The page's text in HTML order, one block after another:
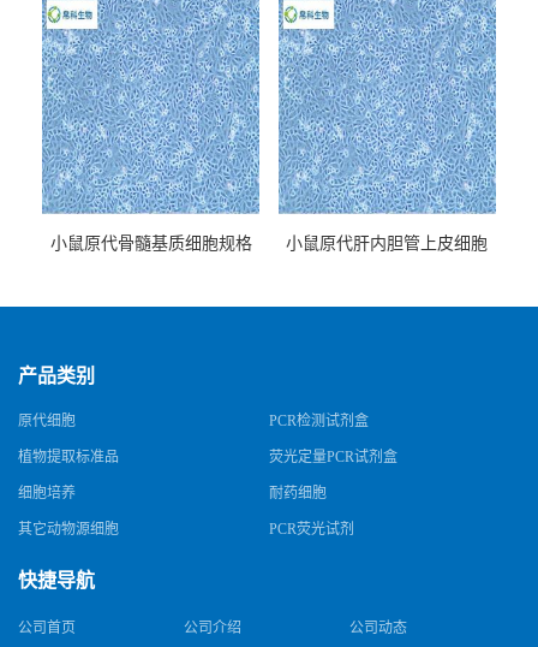
小鼠原代骨髓基质细胞规格
小鼠原代肝内胆管上皮细胞
产品类别
原代细胞 PCR检测试剂盒
植物提取标准品 荧光定量PCR试剂盒
细胞培养 耐药细胞
其它动物源细胞 PCR荧光试剂
快捷导航
公司首页 公司介绍 公司动态